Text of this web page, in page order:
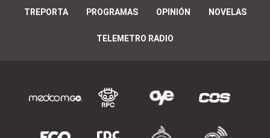
TREPORTA PROGRAMAS OPINIÓN NOVELAS
TELEMETRO RADIO